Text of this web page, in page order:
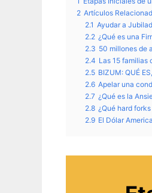
2 Artículos
2.1 Ayudar a
2.2 ¿Qué es una
2.3 50 millones de
2.4 Las 15 familias
2.5 BIZUM: QUÉ
2.6 Apelar una
2.7 ¿Qué es la
2.8 ¿Qué hard
2.9 El Dólar